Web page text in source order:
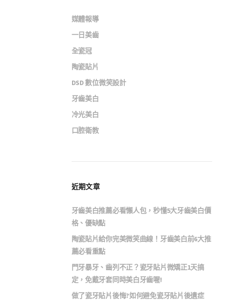
媒體報導
一日美齒
全瓷冠
陶瓷貼片
DSD 數位微笑設計
牙齒美白
冷光美白
口腔衛教
近期文章
牙齒美白推薦必看懶人包，秒懂5大牙齒美白價
格、優缺點
陶瓷貼片給你完美微笑曲線！牙齒美白前6大推
薦必看重點
門牙暴牙、齒列不正？瓷牙貼片微矯正1天搞
定，免戴牙套同時美白牙齒喔!
做了瓷牙貼片後悔?如何避免瓷牙貼片後遺症